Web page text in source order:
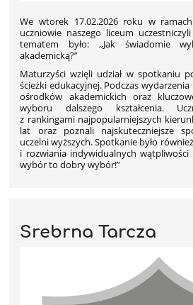
We wtorek 17.02.2026 roku w
uczniowie naszego liceum uczestniczyli
tematem było:
,,Jak świadomie
akademicką?’’
Maturzyści wzięli udział w spotkaniu
ścieżki edukacyjnej. Podczas
ośrodków akademickich oraz
wyboru dalszego kształcenia.
z rankingami najpopularniejszych
lat oraz poznali najskuteczniejsze
uczelni wyższych. Spotkanie było
i rozwiania indywidualnych wątpliwości
wybór to dobry wybór!”
Srebrna Tarcza